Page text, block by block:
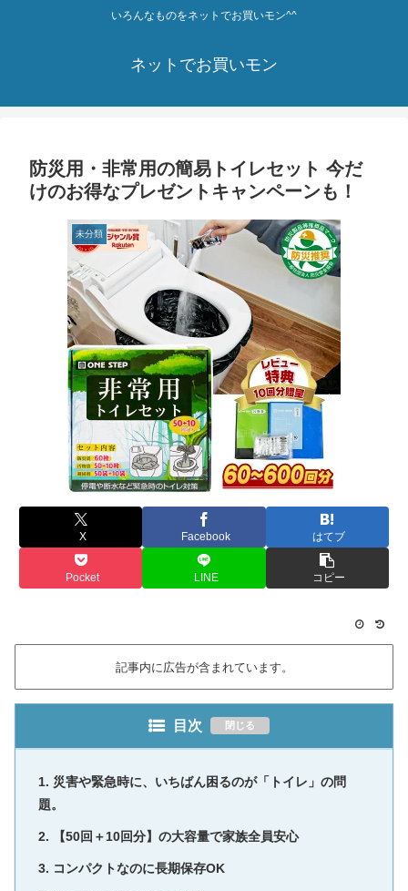
いろんなものをネットでお買いモン^^
ネットでお買いモン
防災用・非常用の簡易トイレセット 今だ
けのお得なプレゼントキャンペーンも！
未分類
X Facebook はてブ
Pocket LINE コピー
記事内に広告が含まれています。
目次
災害や緊急時に、いちばん困るのが「トイレ」の問
題。
【50回＋10回分】の大容量で家族全員安心
コンパクトなのに長期保存OK